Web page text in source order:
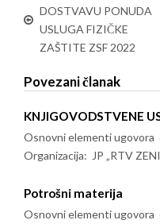
DOSTVAVU PONUDA
USLUGA FIZIČKE
ZAŠTITE ZSF 2022
Povezani članak
KNJIGOVODSTVENE
Osnovni elementi ugovora
Organizacija: JP „RTV
Potrošni materija
Osnovni elementi ugovora